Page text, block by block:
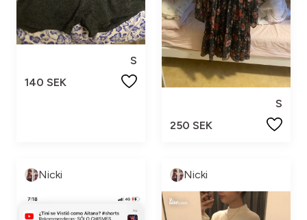
S
140 SEK
S
250 SEK
Nicki Nicki